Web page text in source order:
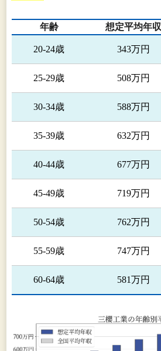
年齢 想定平均年収
20-24歳 343万円
25-29歳 508万円
30-34歳 588万円
35-39歳 632万円
40-44歳 677万円
45-49歳 719万円
50-54歳 762万円
55-59歳 747万円
60-64歳 581万円